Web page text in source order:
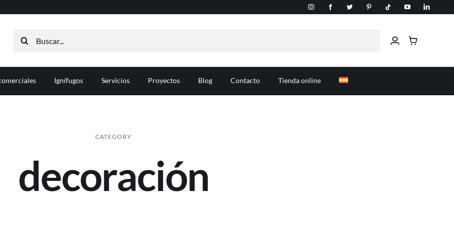
Buscar:
Ignífugos Servicios Proyectos Blog Contacto Tienda online
CATEGORY
decoración